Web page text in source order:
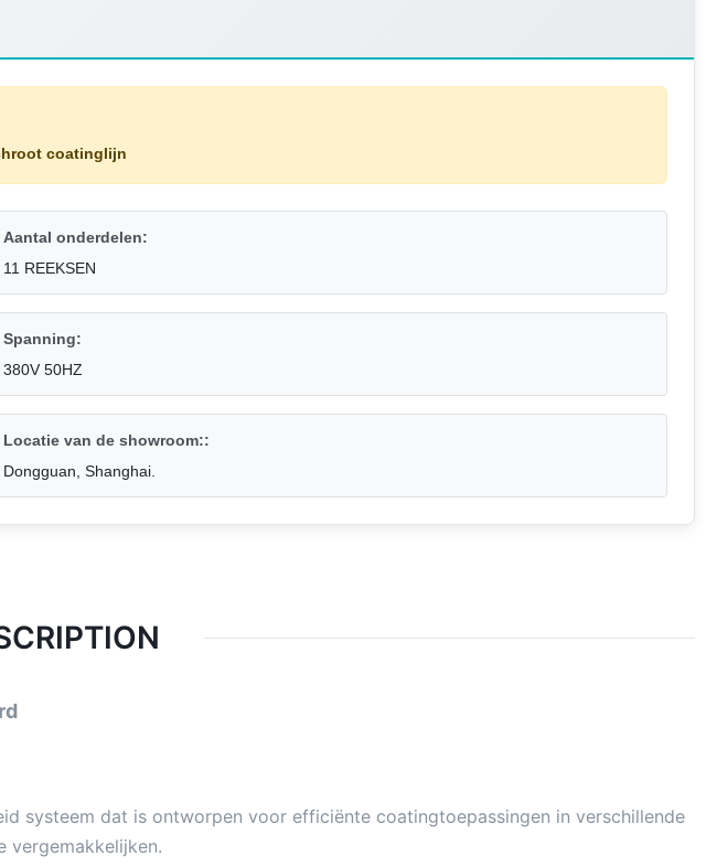
coatinglijn
Aantal onderdelen:
11 REEKSEN
Spanning:
380V 50HZ
Locatie van de showroom::
Dongguan, Shanghai.
systeem dat is ontworpen voor efficiënte coatingtoepassingen in verschillende
vergemakkelijken.